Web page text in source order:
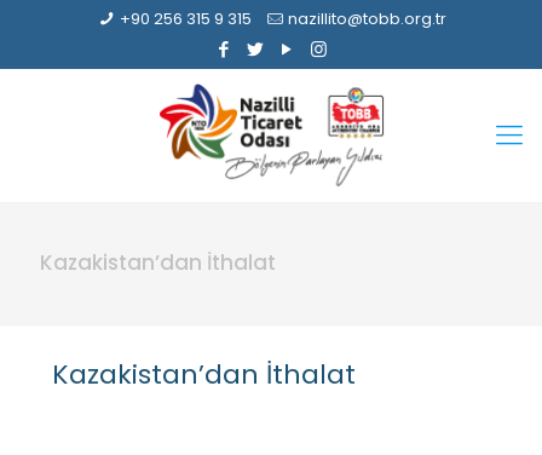
+90 256 315 9 315 nazillito@tobb.org.tr
Kazakistan’dan İthalat
Kazakistan’dan İthalat